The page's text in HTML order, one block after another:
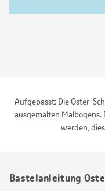
Aufgepasst: Die Oster-
ausgemalten
werden,
Bastelanleitung